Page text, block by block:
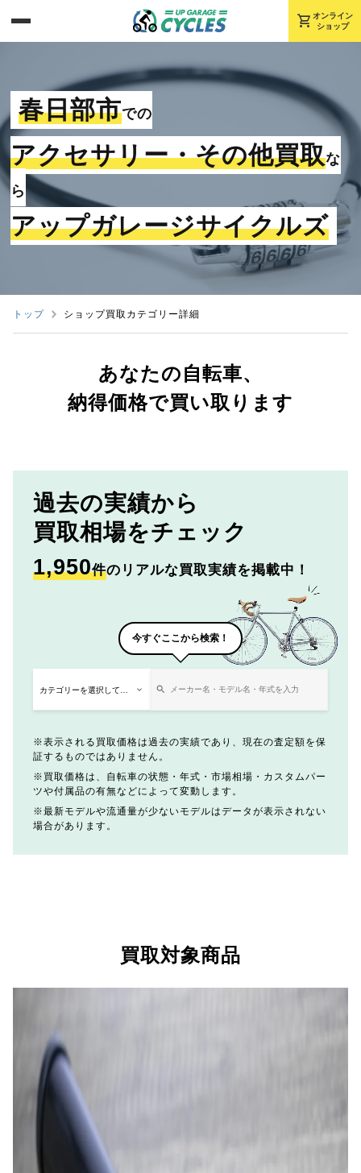
shopping_cart オンライン
ショップ
春日部市での
アクセサリー・その他買取な
ら
アップガレージサイクルズ
トップ ショップ買取カテゴリー詳細
あなたの自転車、
納得価格で買い取ります
過去の実績から
買取相場をチェック
1,950件のリアルな買取実績を掲載中！
今すぐここから検索！
表示される買取価格は過去の実績であり、現在の査定額を保
証するものではありません。
買取価格は、自転車の状態・年式・市場相場・カスタムパー
ツや付属品の有無などによって変動します。
最新モデルや流通量が少ないモデルはデータが表示されない
場合があります。
買取対象商品